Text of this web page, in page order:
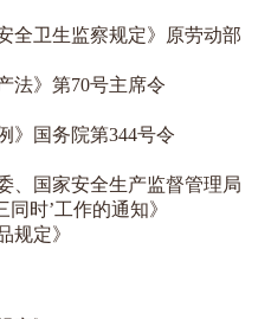
全卫生监察规定》原劳动部
法》第70号主席令
》国务院第344号令
、国家安全生产监督管理局
时’工作的通知》
规定》